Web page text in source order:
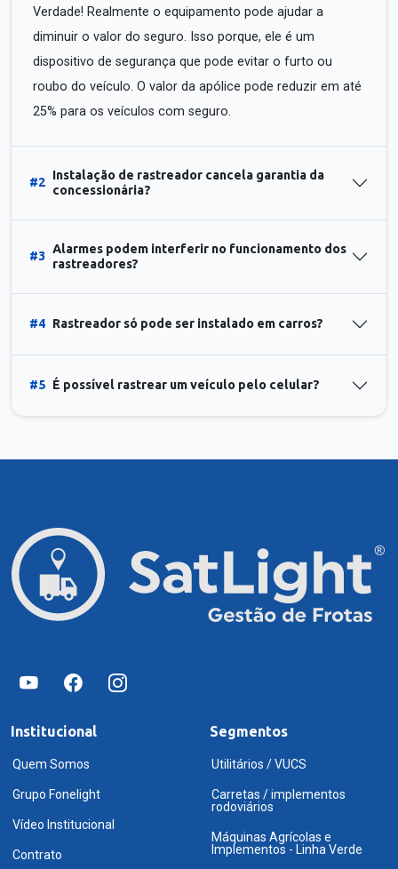
Verdade! Realmente o equipamento pode ajudar a
diminuir o valor do seguro. Isso porque, ele é um
dispositivo de segurança que pode evitar o furto ou
roubo do veículo. O valor da apólice pode reduzir em até
25% para os veículos com seguro.
#2
Instalação de rastreador cancela garantia da
concessionária?
#3
Alarmes podem interferir no funcionamento dos
rastreadores?
#4 Rastreador só pode ser instalado em carros?
#5 É possível rastrear um veículo pelo celular?
Institucional
Quem Somos
Grupo Fonelight
Vídeo Institucional
Contrato
Segmentos
Utilitários / VUCS
Carretas / implementos
rodoviários
Máquinas Agrícolas e
Implementos - Linha Verde